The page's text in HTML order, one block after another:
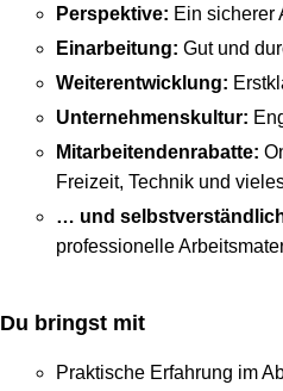
Perspektive: Ein sicherer
Einarbeitung: Gut und
Weiterentwicklung:
Unternehmenskultur:
Mitarbeitendenrabatte:
Freizeit, Technik und
… und
professionelle
Du bringst mit
Praktische Erfahrung im